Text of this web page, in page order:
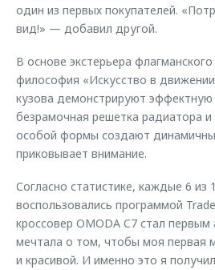
один из первых покупателей.
вид!» — добавил другой.
В основе экстерьера
философия «Искусство в
кузова демонстрируют эффектную
безрамочная решетка радиатора
особой формы создают
приковывает внимание.
Согласно статистике, каждые 6 из
воспользовались программой
кроссовер OMODA C7 стал
мечтала о том, чтобы моя первая
и красивой. И именно это я